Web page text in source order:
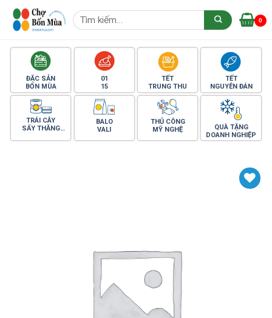
Skip
Tìm
kiếm:
0
ĐẶC SẢN
BỐN MÙA
01
15
TẾT
TRUNG THU
TẾT
NGUYÊN ĐÁN
TRÁI CÂY
SẤY THĂNG
BALO
VALI
THỦ CÔNG
MỸ NGHỆ
QUÀ TẶNG
DOANH NGHIỆP